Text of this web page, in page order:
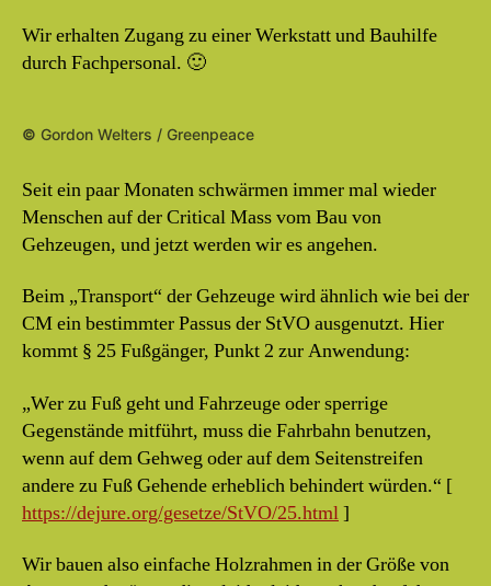
Wir erhalten Zugang zu einer Werkstatt und Bauhilfe
durch Fachpersonal. 🙂
© Gordon Welters / Greenpeace
Seit ein paar Monaten schwärmen immer mal wieder
Menschen auf der Critical Mass vom Bau von
Gehzeugen, und jetzt werden wir es angehen.
Beim „Transport“ der Gehzeuge wird ähnlich wie bei der
CM ein bestimmter Passus der StVO ausgenutzt. Hier
kommt § 25 Fußgänger, Punkt 2 zur Anwendung:
„Wer zu Fuß geht und Fahrzeuge oder sperrige
Gegenstände mitführt, muss die Fahrbahn benutzen,
wenn auf dem Gehweg oder auf dem Seitenstreifen
andere zu Fuß Gehende erheblich behindert würden.“ [
https://dejure.org/gesetze/StVO/25.html]
Wir bauen also einfache Holzrahmen in der Größe von